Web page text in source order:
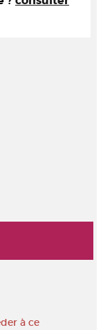
à ce